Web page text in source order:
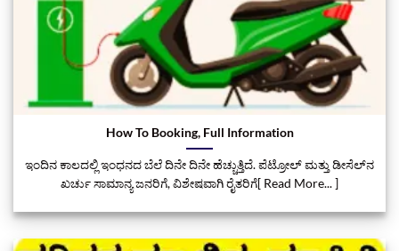
How To Booking‌, Full Information
ಇಂದಿನ ಕಾಲದಲ್ಲಿ ಇಂಧನದ ಬೆಲೆ ದಿನೇ ದಿನೇ ಹೆಚ್ಚುತ್ತಿದೆ. ಪೆಟ್ರೋಲ್ ಮತ್ತು ಡೀಸೆಲ್‌ನ
ಖರ್ಚು ಸಾಮಾನ್ಯ ಜನರಿಗೆ, ವಿಶೇಷವಾಗಿ ರೈತರಿಗೆ[ Read More... ]